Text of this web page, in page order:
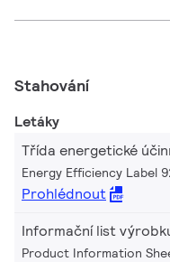
Stahování
Letáky
Třída energetické
Energy Efficiency Label
Prohlédnout
Informační list
Product Information